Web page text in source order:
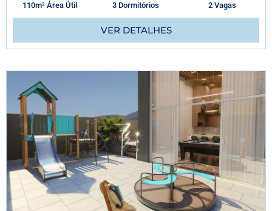
110m² Área Útil 3 Dormitórios 2 Vagas
VER DETALHES